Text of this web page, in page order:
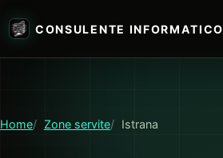
CONSULENTE INFORMATICO
Home Zone servite Istrana